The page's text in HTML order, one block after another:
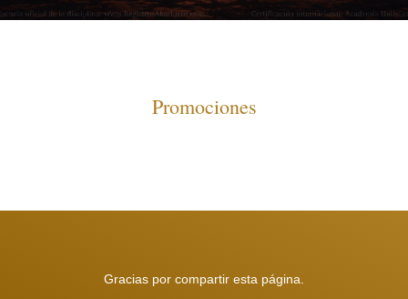
Promociones
Gracias por compartir esta página.